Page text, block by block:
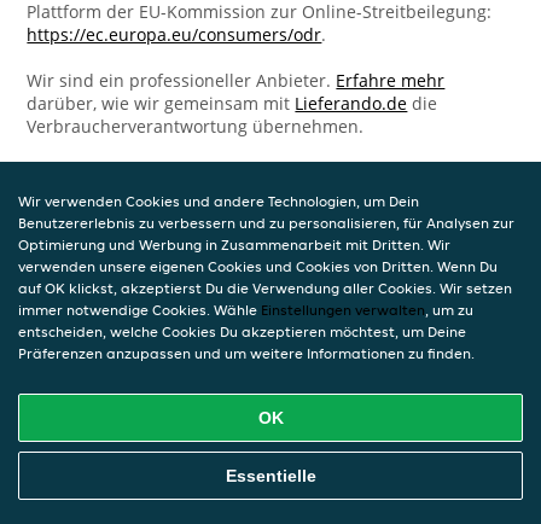
Plattform der EU-Kommission zur Online-Streitbeilegung:
https://ec.europa.eu/consumers/odr.
Wir sind ein professioneller Anbieter. Erfahre mehr
darüber, wie wir gemeinsam mit Lieferando.de die
Verbraucherverantwortung übernehmen.
Wir verwenden Cookies und andere Technologien, um Dein
Benutzererlebnis zu verbessern und zu personalisieren, für Analysen zur
Optimierung und Werbung in Zusammenarbeit mit Dritten. Wir
verwenden unsere eigenen Cookies und Cookies von Dritten. Wenn Du
auf OK klickst, akzeptierst Du die Verwendung aller Cookies. Wir setzen
immer notwendige Cookies. Wähle Einstellungen verwalten, um zu
entscheiden, welche Cookies Du akzeptieren möchtest, um Deine
Präferenzen anzupassen und um weitere Informationen zu finden.
OK
Essentielle